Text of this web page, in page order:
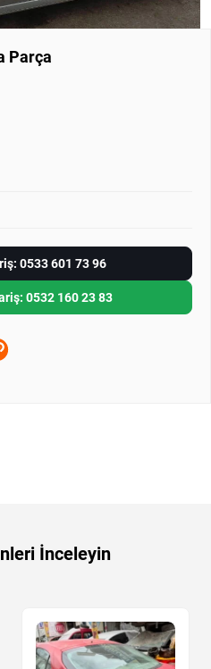
Parça
0533 601 73 96
0532 160 23 83
İnceleyin